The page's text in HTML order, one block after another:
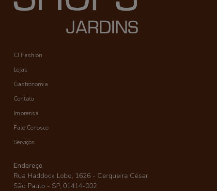
CJ Fashion
Lojas
Gastronomia
Contato
Imprensa
Fale Conosco
Serviços
Endereço
Rua Haddock Lobo, 1626 - Cerqueira César,
São Paulo - SP, 01414-002